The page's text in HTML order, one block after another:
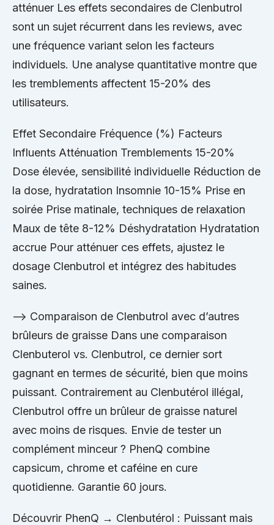
atténuer Les effets secondaires de Clenbutrol
sont un sujet récurrent dans les reviews, avec
une fréquence variant selon les facteurs
individuels. Une analyse quantitative montre que
les tremblements affectent 15-20% des
utilisateurs.
Effet Secondaire Fréquence (%) Facteurs
Influents Atténuation Tremblements 15-20%
Dose élevée, sensibilité individuelle Réduction de
la dose, hydratation Insomnie 10-15% Prise en
soirée Prise matinale, techniques de relaxation
Maux de tête 8-12% Déshydratation Hydratation
accrue Pour atténuer ces effets, ajustez le
dosage Clenbutrol et intégrez des habitudes
saines.
–> Comparaison de Clenbutrol avec d’autres
brûleurs de graisse Dans une comparaison
Clenbuterol vs. Clenbutrol, ce dernier sort
gagnant en termes de sécurité, bien que moins
puissant. Contrairement au Clenbutérol illégal,
Clenbutrol offre un brûleur de graisse naturel
avec moins de risques. Envie de tester un
complément minceur ? PhenQ combine
capsicum, chrome et caféine en cure
quotidienne. Garantie 60 jours.
Découvrir PhenQ → Clenbutérol : Puissant mais